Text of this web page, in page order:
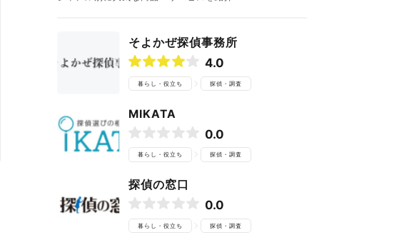
そよかぜ探偵事務所
4.0
暮らし・役立ち 探偵・調査
MIKATA
0.0
暮らし・役立ち 探偵・調査
探偵の窓口
0.0
暮らし・役立ち 探偵・調査